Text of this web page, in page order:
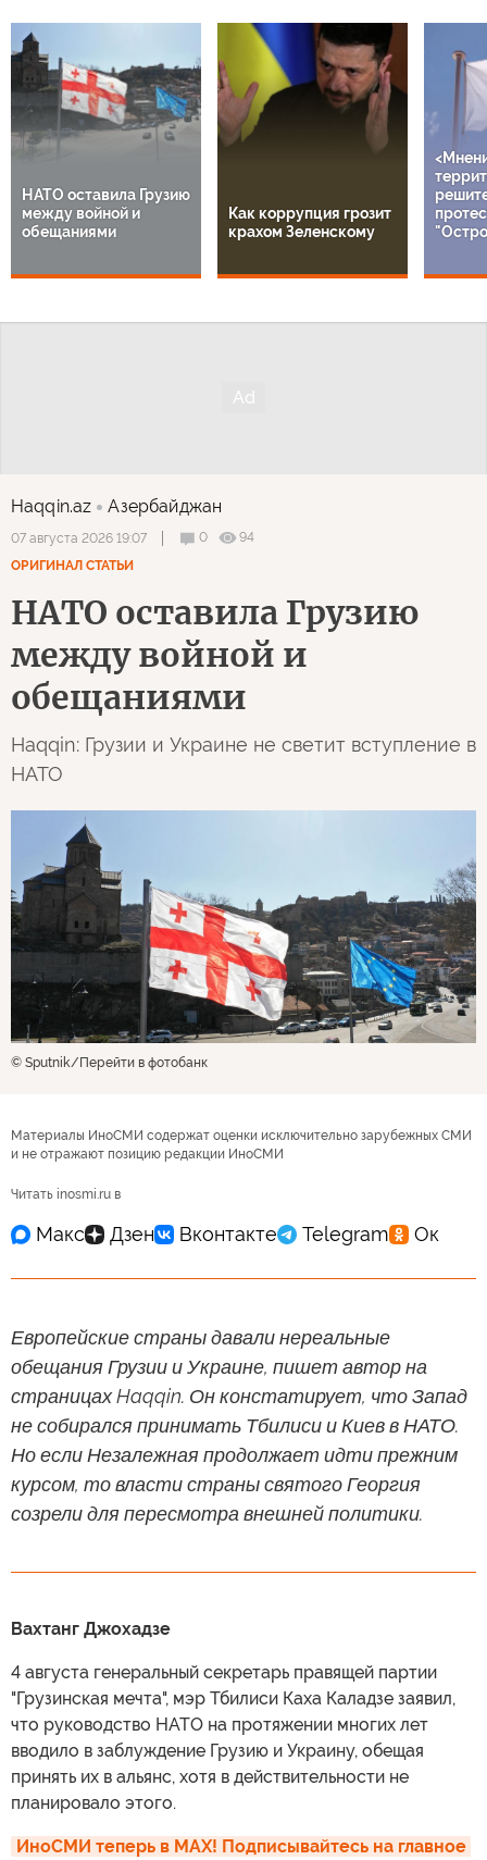
НАТО оставила Грузию
между войной и
обещаниями
Как коррупция грозит
крахом Зеленскому
Haqqin.az Азербайджан
07 августа 2026 19:07 0
94
ОРИГИНАЛ СТАТЬИ
НАТО оставила Грузию
между войной и
обещаниями
Haqqin: Грузии и Украине не светит вступление в
НАТО
© Sputnik Перейти в фотобанк
Материалы ИноСМИ содержат оценки исключительно зарубежных СМИ
и не отражают позицию редакции ИноСМИ
Читать inosmi.ru в
Европейские страны давали нереальные
обещания Грузии и Украине, пишет автор на
страницах Haqqin. Он констатирует, что Запад
не собирался принимать Тбилиси и Киев в НАТО.
Но если Незалежная продолжает идти прежним
курсом, то власти страны святого Георгия
созрели для пересмотра внешней политики.
Вахтанг Джохадзе
4 августа генеральный секретарь правящей партии
"Грузинская мечта", мэр Тбилиси Каха Каладзе заявил,
что руководство НАТО на протяжении многих лет
вводило в заблуждение Грузию и Украину, обещая
принять их в альянс, хотя в действительности не
планировало этого.
ИноСМИ теперь в MAX! Подписывайтесь на главное